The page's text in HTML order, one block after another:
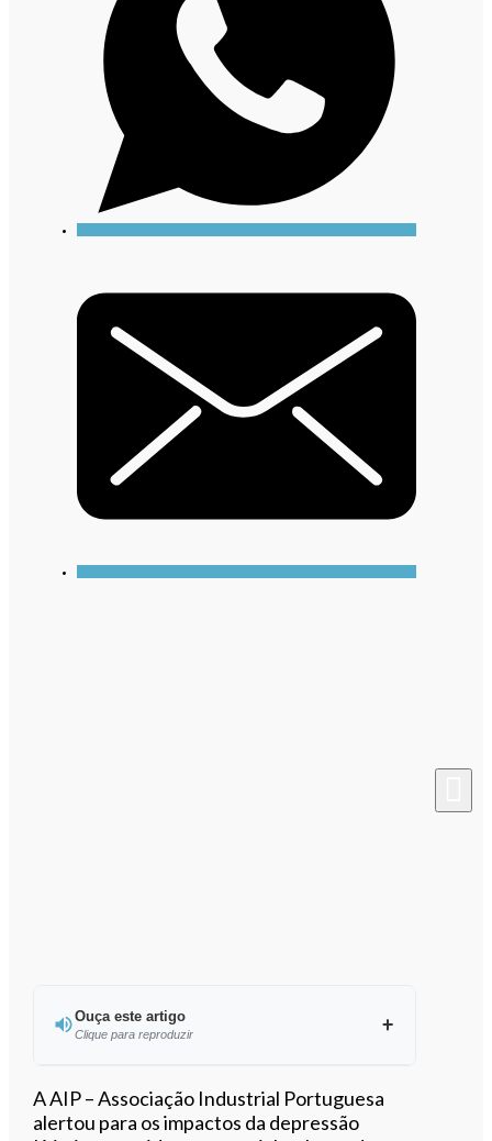
Ouça este artigo
Clique para reproduzir
Ouvir este artigo
A AIP – Associação Industrial Portuguesa
alertou para os impactos da depressão